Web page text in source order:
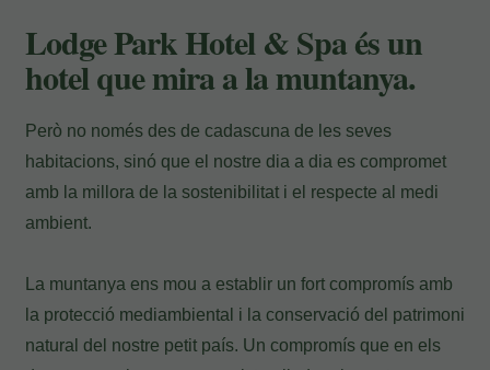
Lodge Park Hotel & Spa és un
hotel que mira a la muntanya.
Però no només des de cadascuna de les seves
habitacions, sinó que el nostre dia a dia es compromet
amb la millora de la sostenibilitat i el respecte al medi
ambient.
La muntanya ens mou a establir un fort compromís amb
la protecció mediambiental i la conservació del patrimoni
natural del nostre petit país. Un compromís que en els